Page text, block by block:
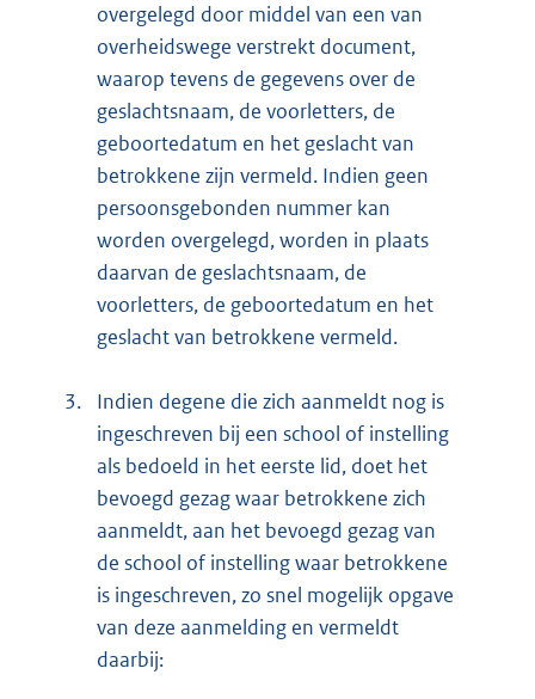
overgelegd door middel van een van
overheidswege verstrekt document,
waarop tevens de gegevens over de
geslachtsnaam, de voorletters, de
geboortedatum en het geslacht van
betrokkene zijn vermeld. Indien geen
persoonsgebonden nummer kan
worden overgelegd, worden in plaats
daarvan de geslachtsnaam, de
voorletters, de geboortedatum en het
geslacht van betrokkene vermeld.
3.
Indien degene die zich aanmeldt nog is
ingeschreven bij een school of instelling
als bedoeld in het eerste lid, doet het
bevoegd gezag waar betrokkene zich
aanmeldt, aan het bevoegd gezag van
de school of instelling waar betrokkene
is ingeschreven, zo snel mogelijk opgave
van deze aanmelding en vermeldt
daarbij: